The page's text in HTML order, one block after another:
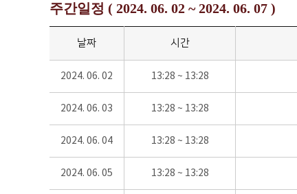
주간일정 ( 2024. 06. 02 ~ 2024. 06. 07 )
날짜 시간
2024. 06. 02 13:28 ~ 13:28
2024. 06. 03 13:28 ~ 13:28
2024. 06. 04 13:28 ~ 13:28
2024. 06. 05 13:28 ~ 13:28